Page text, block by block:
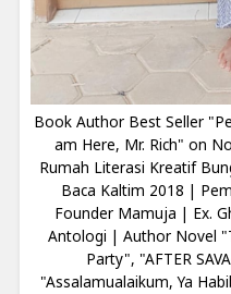
Book Author Best Seller
am Here, Mr. Rich" on
Rumah Literasi Kreatif
Baca Kaltim 2018 |
Founder Mamuja | Ex.
Antologi | Author Novel
Party", "AFTER
"Assalamualaikum, Ya